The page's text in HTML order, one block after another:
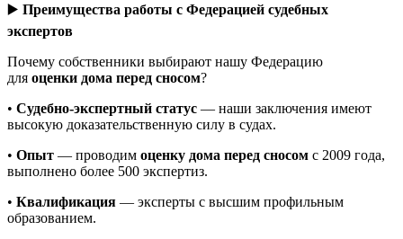
▶️ Преимущества работы с Федерацией судебных
экспертов
Почему собственники выбирают нашу Федерацию
для оценки дома перед сносом?
• Судебно-экспертный статус — наши заключения имеют
высокую доказательственную силу в судах.
• Опыт — проводим оценку дома перед сносом с 2009 года,
выполнено более 500 экспертиз.
• Квалификация — эксперты с высшим профильным
образованием.